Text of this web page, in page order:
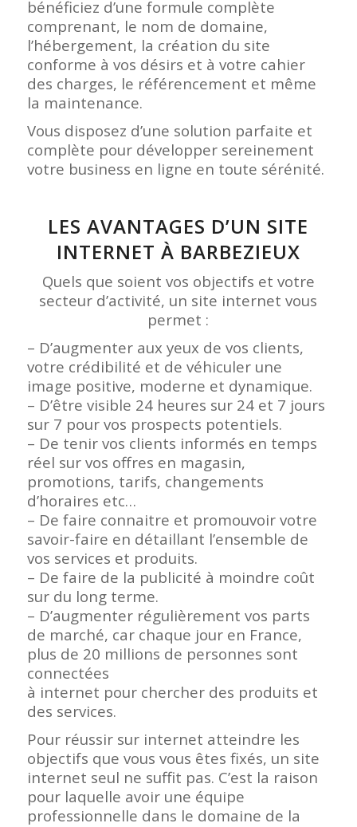
bénéficiez d’une formule complète
comprenant, le nom de domaine,
l’hébergement, la création du site
conforme à vos désirs et à votre cahier
des charges, le référencement et même
la maintenance.
Vous disposez d’une solution parfaite et
complète pour développer sereinement
votre business en ligne en toute sérénité.
LES AVANTAGES D’UN SITE
INTERNET À BARBEZIEUX
Quels que soient vos objectifs et votre
secteur d’activité, un site internet vous
permet :
– D’augmenter aux yeux de vos clients,
votre crédibilité et de véhiculer une
image positive, moderne et dynamique.
– D’être visible 24 heures sur 24 et 7 jours
sur 7 pour vos prospects potentiels.
– De tenir vos clients informés en temps
réel sur vos offres en magasin,
promotions, tarifs, changements
d’horaires etc…
– De faire connaitre et promouvoir votre
savoir-faire en détaillant l’ensemble de
vos services et produits.
– De faire de la publicité à moindre coût
sur du long terme.
– D’augmenter régulièrement vos parts
de marché, car chaque jour en France,
plus de 20 millions de personnes sont
connectées
à internet pour chercher des produits et
des services.
Pour réussir sur internet atteindre les
objectifs que vous vous êtes fixés, un site
internet seul ne suffit pas. C’est la raison
pour laquelle avoir une équipe
professionnelle dans le domaine de la